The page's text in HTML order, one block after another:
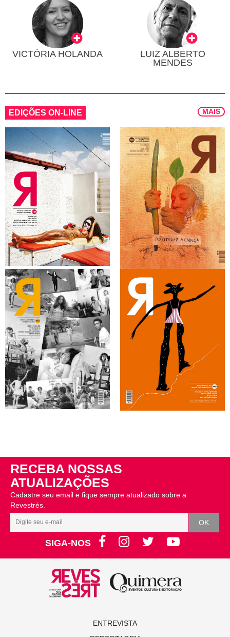
VICTÓRIA HOLANDA
LUIZ ALBERTO
MENDES
EDIÇÕES ON-LINE MAIS
RECEBA NOSSAS
ATUALIZAÇÕES
Cadastre seu email e fique sempre atualizado sobre a
Revestrés.
SIGA-NOS
ENTREVISTA